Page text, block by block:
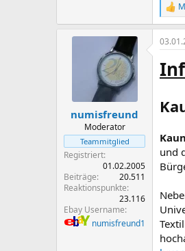
R
e
a
k
i
o
n
numisfreund
Moderator
Teammitglied
Registriert
01.02.2005
Beiträge
20.511
Reaktionspunkte
23.116
Ebay Username
numisfreund1
und